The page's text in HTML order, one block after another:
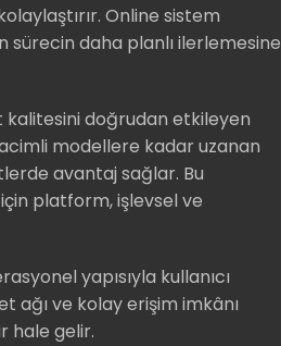
Online sistem
daha planlı ilerlemesine
kalitesini doğrudan etkileyen
modellere kadar uzanan
avantaj sağlar. Bu
için platform, işlevsel ve
yapısıyla kullanıcı
ağı ve kolay erişim imkânı
hale gelir.